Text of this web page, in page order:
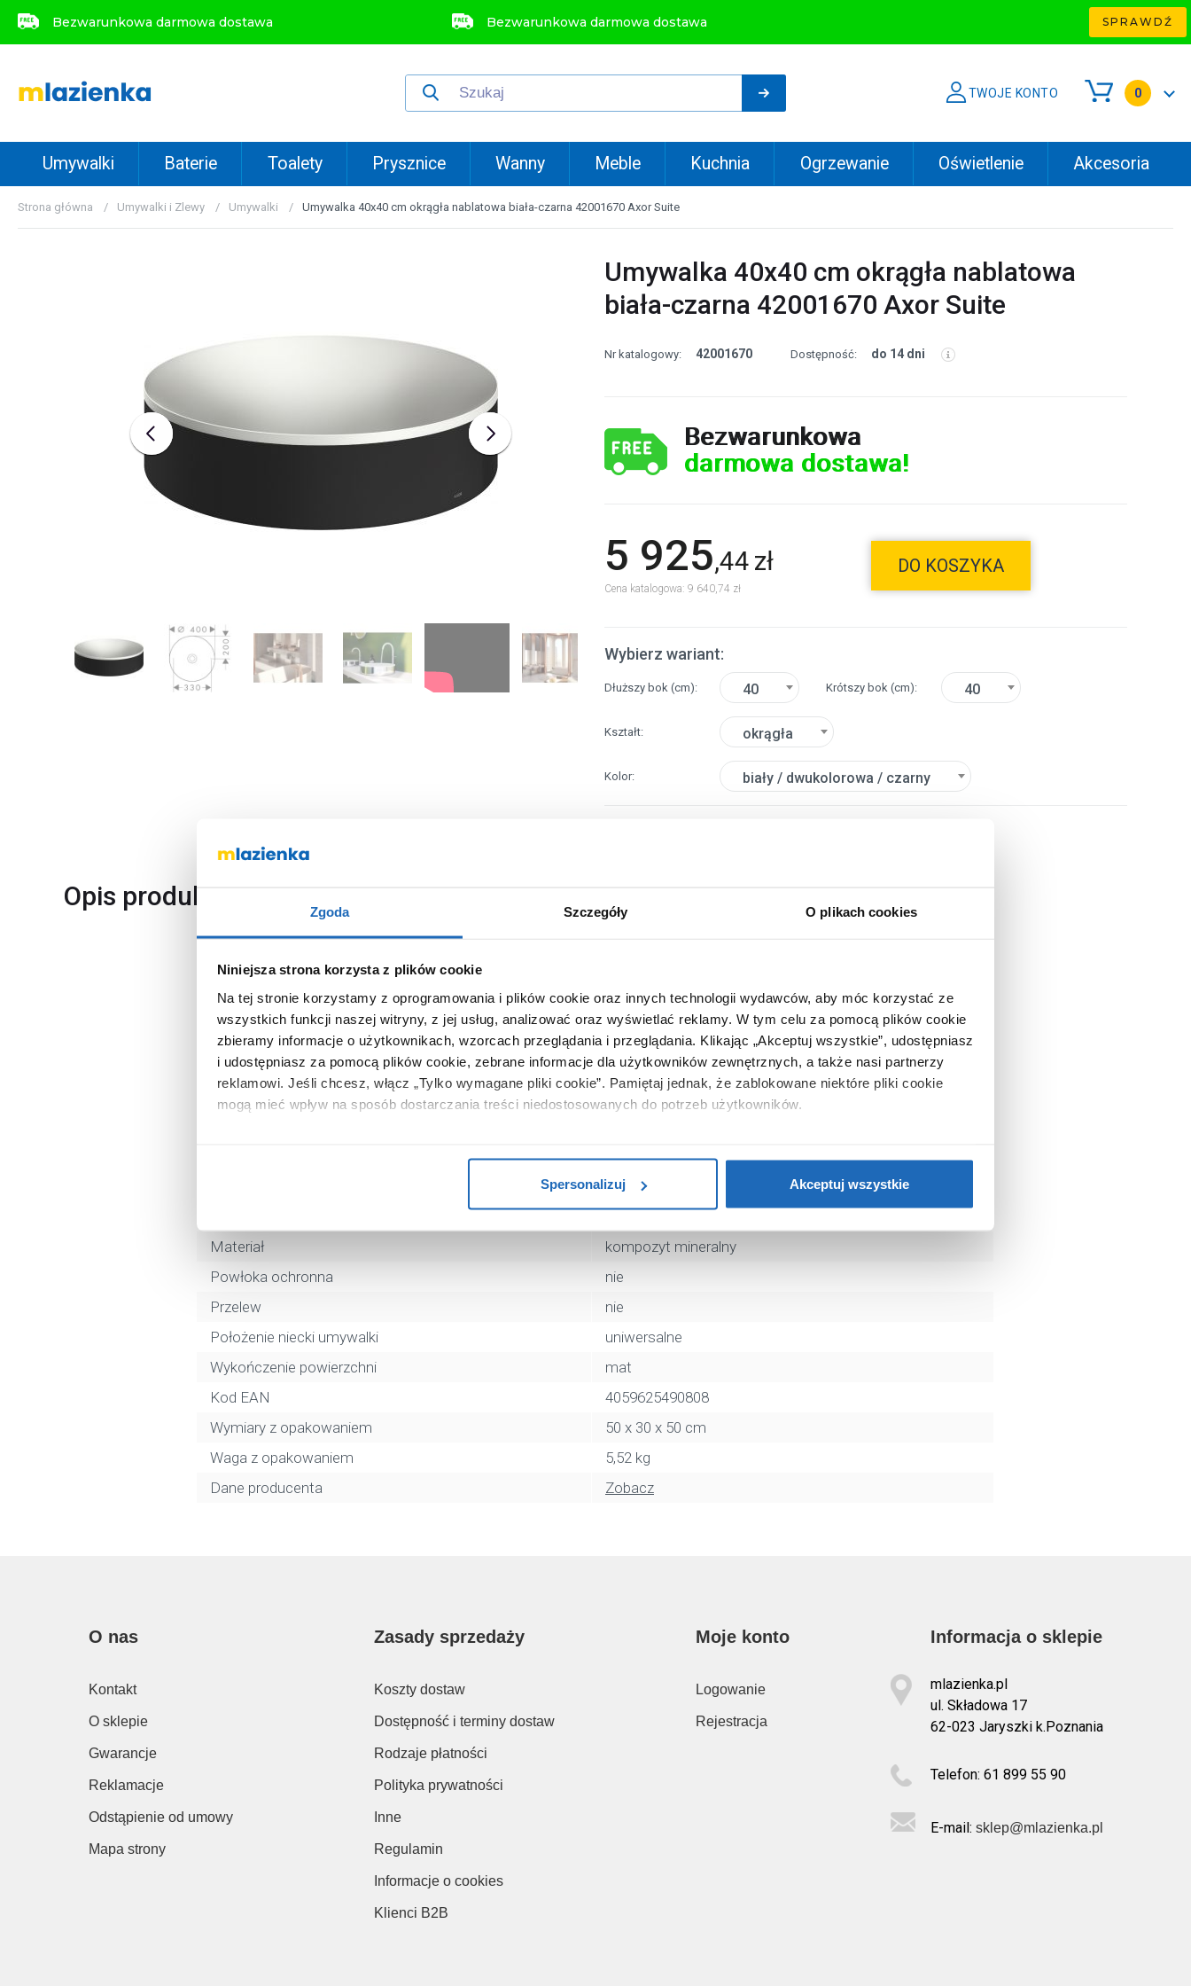
Zgoda Szczegóły O plikach cookies
Niniejsza strona korzysta z plików cookie
Na tej stronie korzystamy z oprogramowania i plików cookie oraz innych technologii wydawców, aby móc korzystać ze
wszystkich funkcji naszej witryny, z jej usług, analizować oraz wyświetlać reklamy. W tym celu za pomocą plików cookie
zbieramy informacje o użytkownikach, wzorcach przeglądania i przeglądania. Klikając „Akceptuj wszystkie”, udostępniasz
i udostępniasz za pomocą plików cookie, zebrane informacje dla użytkowników zewnętrznych, a także nasi partnerzy
reklamowi. Jeśli chcesz, włącz „Tylko wymagane pliki cookie”. Pamiętaj jednak, że zablokowane niektóre pliki cookie
mogą mieć wpływ na sposób dostarczania treści niedostosowanych do potrzeb użytkowników.
Spersonalizuj
Akceptuj wszystkie
Bezwarunkowa darmowa dostawa Bezwarunkowa darmowa dostawa SPRAWDŹ
TWOJE KONTO 0
Umywalki Baterie Toalety Prysznice Wanny Meble Kuchnia Ogrzewanie Oświetlenie Akcesoria
Strona główna Umywalki i Zlewy Umywalki Umywalka 40x40 cm okrągła nablatowa biała-czarna 42001670 Axor Suite
Umywalka 40x40 cm okrągła nablatowa
biała-czarna 42001670 Axor Suite
Nr katalogowy: 42001670 Dostępność: do 14 dni
Bezwarunkowa
darmowa dostawa!
5 925,44 zł
Cena katalogowa: 9 640,74 zł
DO KOSZYKA
Wybierz wariant:
Dłuższy bok (cm) 40 Krótszy bok (cm) 40
Kształt okrągła
Kolor biały / dwukolorowa / czarny
Opis produktu
Marka
Seria
Suite
Nr katalogowy
42001670
Dłuższy bok
40 cm
Krótszy bok
40 cm
okrągła
nie
Materiał
kompozyt mineralny
Powłoka ochronna
nie
Przelew
nie
Położenie niecki umywalki
uniwersalne
Wykończenie powierzchni
mat
Kod EAN
4059625490808
Wymiary z opakowaniem
50 x 30 x 50 cm
Waga z opakowaniem
5,52 kg
Dane producenta
Zobacz
O nas
Kontakt
O sklepie
Gwarancje
Reklamacje
Odstąpienie od umowy
Mapa strony
Zasady sprzedaży
Koszty dostaw
Dostępność i terminy dostaw
Rodzaje płatności
Polityka prywatności
Inne
Regulamin
Informacje o cookies
Klienci B2B
Moje konto
Logowanie
Rejestracja
Informacja o sklepie
mlazienka.pl
ul. Składowa 17
62-023 Jaryszki k.Poznania
Telefon: 61 899 55 90
E-mail: sklep@mlazienka.pl